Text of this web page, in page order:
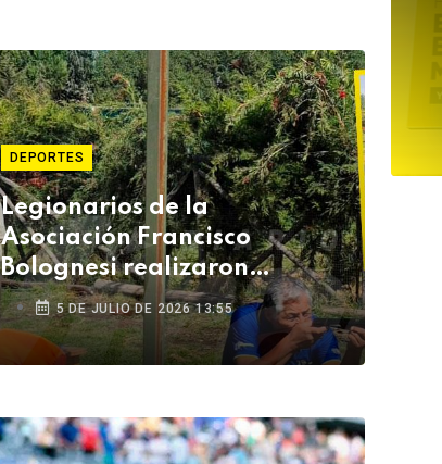
DEPORTES
Legionarios de la
Asociación Francisco
Bolognesi realizaron
jornada social y deportiva
en Arequipa
5 DE JULIO DE 2026 13:55